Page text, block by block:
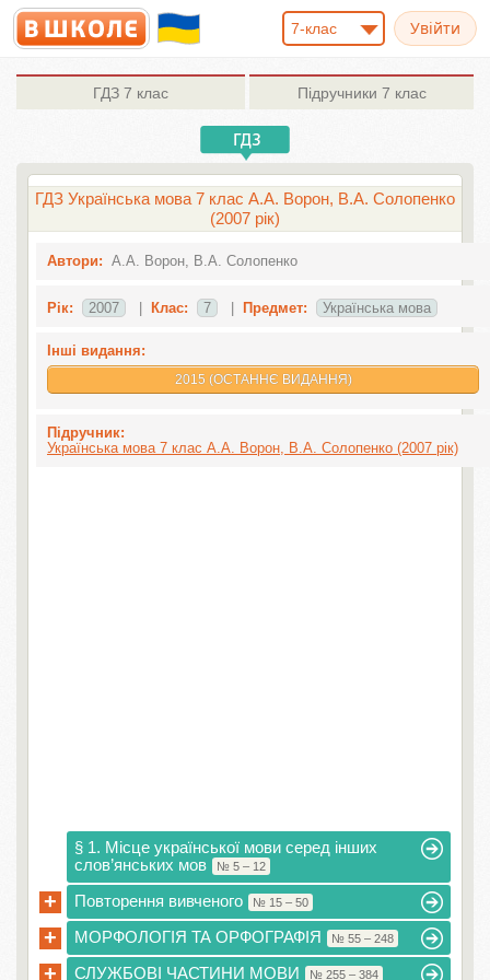
7-клас
ГДЗ 7 клас Підручники 7 клас
ГДЗ Українська мова 7 клас А.А. Ворон, В.А. Солопенко
(2007 рік)
Автори: А.А. Ворон, В.А. Солопенко
Рік: 2007 Клас: 7 Предмет: Українська мова
Інші видання:
2015 (ОСТАННЄ ВИДАННЯ)
Підручник:
Українська мова 7 клас А.А. Ворон, В.А. Солопенко (2007 рік)
§ 1. Місце української мови серед інших
слов’янських мов
№ 5 – 12
+ Повторення вивченого № 15 – 50
+ МОРФОЛОГІЯ ТА ОРФОГРАФІЯ № 55 – 248
+ СЛУЖБОВІ ЧАСТИНИ МОВИ № 255 – 384